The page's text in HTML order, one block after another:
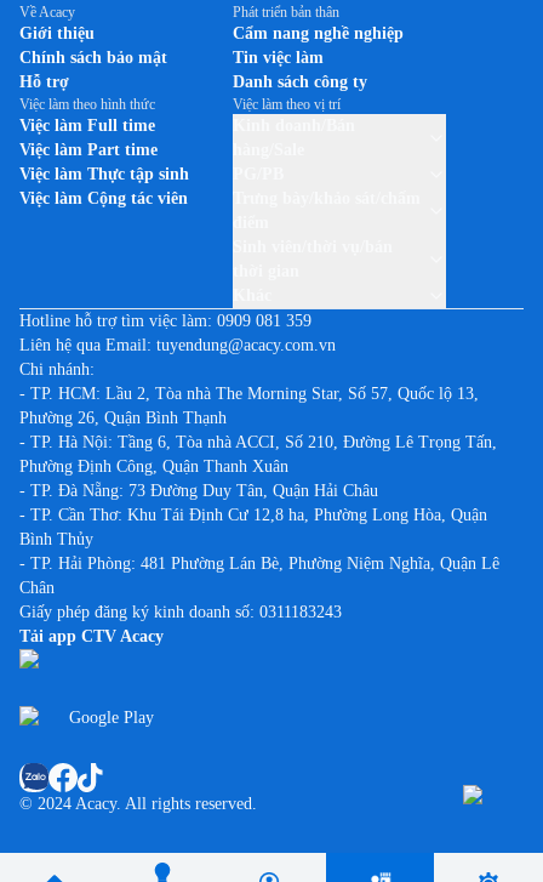
Về Acacy
Giới thiệu
Chính sách bảo mật
Hỗ trợ
Phát triển bản thân
Cẩm nang nghề nghiệp
Tin việc làm
Danh sách công ty
Việc làm theo hình thức
Việc làm Full time
Việc làm Part time
Việc làm Thực tập sinh
Việc làm Cộng tác viên
Việc làm theo vị trí
Hotline hỗ trợ tìm việc làm: 0909 081 359
Liên hệ qua Email: tuyendung@acacy.com.vn
Chi nhánh:
- TP. HCM: Lầu 2, Tòa nhà The Morning Star, Số 57, Quốc lộ 13,
Phường 26, Quận Bình Thạnh
- TP. Hà Nội: Tầng 6, Tòa nhà ACCI, Số 210, Đường Lê Trọng Tấn,
Phường Định Công, Quận Thanh Xuân
- TP. Đà Nẵng: 73 Đường Duy Tân, Quận Hải Châu
- TP. Cần Thơ: Khu Tái Định Cư 12,8 ha, Phường Long Hòa, Quận
Bình Thủy
- TP. Hải Phòng: 481 Phường Lán Bè, Phường Niệm Nghĩa, Quận Lê
Chân
Giấy phép đăng ký kinh doanh số: 0311183243
Tải app CTV Acacy
© 2024 Acacy. All rights reserved.